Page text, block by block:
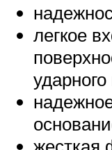
легкое